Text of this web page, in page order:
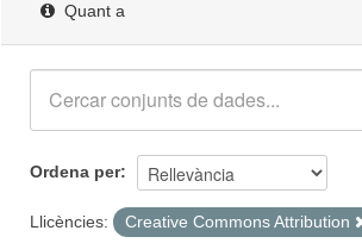
Quant a
Ordena per
Llicències: Creative Commons Attribution